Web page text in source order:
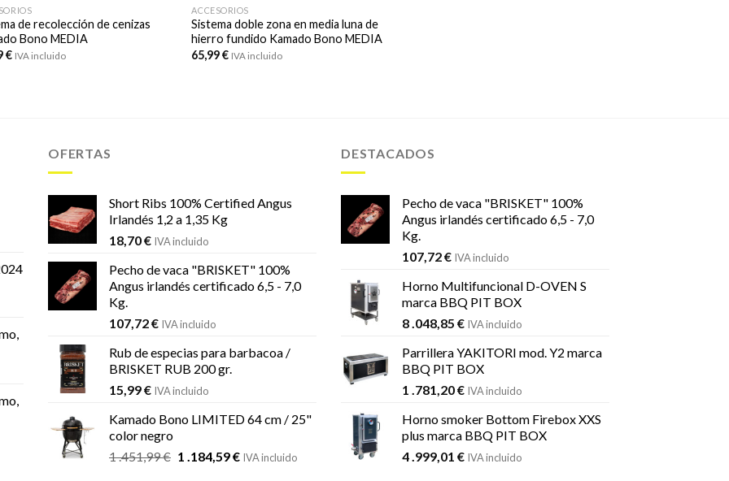
de recolección de cenizas
Bono MEDIA
€ IVA incluido
ACCESORIOS
Sistema doble zona en media luna de
hierro fundido Kamado Bono MEDIA
65,99€ IVA incluido
OFERTAS
Short Ribs 100% Certified Angus
Irlandés 1,2 a 1,35 Kg
18,70€ IVA incluido
Pecho de vaca "BRISKET" 100%
Angus irlandés certificado 6,5 - 7,0
Kg.
107,72€ IVA incluido
Rub de especias para barbacoa /
BRISKET RUB 200 gr.
15,99€ IVA incluido
Kamado Bono LIMITED 64 cm / 25"
color negro
1 .451,99€ El
1 .184,59€ElIVA incluido
DESTACADOS
Pecho de vaca "BRISKET" 100%
Angus irlandés certificado 6,5 - 7,0
Kg.
107,72€ IVA incluido
Horno Multifuncional D-OVEN S
marca BBQ PIT BOX
8 .048,85 € IVA incluido
Parrillera YAKITORI mod. Y2 marca
BBQ PIT BOX
1 .781,20€ IVA incluido
Horno smoker Bottom Firebox XXS
plus marca BBQ PIT BOX
4 .999,01 € IVA incluido